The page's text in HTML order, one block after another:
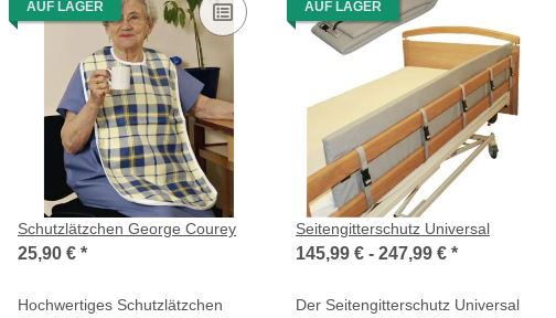
AUF LAGER
Schutzlätzchen George Courey
25,90 € *
Hochwertiges Schutzlätzchen
AUF LAGER
Seitengitterschutz Universal
145,99 € - 247,99 € *
Der Seitengitterschutz Universal